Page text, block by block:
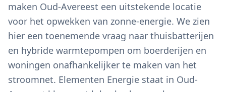
maken Oud-Avereest een uitstekende locatie
voor het opwekken van zonne-energie. We zien
hier een toenemende vraag naar thuisbatterijen
en hybride warmtepompen om boerderijen en
woningen onafhankelijker te maken van het
stroomnet. Elementen Energie staat in Oud-